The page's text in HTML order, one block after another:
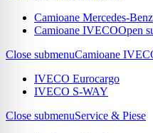
Camioane Mercedes-Benz
Camioane IVECOOpen
Close submenuCamioane
IVECO Eurocargo
IVECO S-WAY
Close submenuService & Piese